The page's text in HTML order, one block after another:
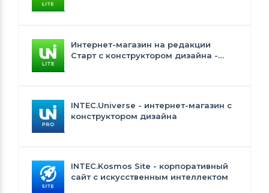
Интернет-магазин на редакции
Старт с конструктором дизайна -
INTEC.Universe - интернет-магазин с
конструктором дизайна
INTEC.Kosmos Site - корпоративный
сайт с искусственным интеллектом